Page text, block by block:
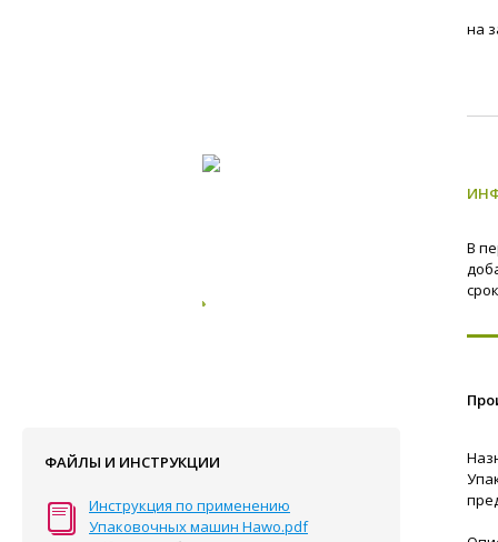
ФАЙЛЫ И ИНСТРУКЦИИ
Инструкция по применению
Упаковочных машин Hawo.pdf
на
В